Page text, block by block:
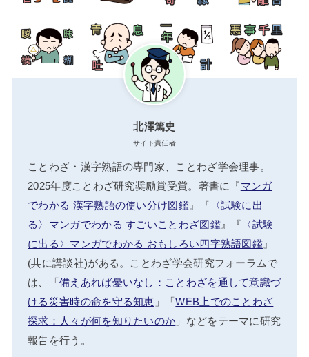
北澤篤史
サイト責任者
ことわざ・漢字熟語の専門家、ことわざ学会理事。
2025年度ことわざ研究奨励賞受賞。著書に『マンガ
でわかる 漢字熟語の使い分け図鑑』『 〈試験に出
る〉マンガでわかる すごいことわざ図鑑』『 〈試験
に出る〉マンガでわかる おもしろい四字熟語図鑑』
(共に講談社)がある。ことわざ学会研究フォーラムで
は、「備えあれば憂いなし：ことわざを通して意識づ
ける災害時の命を守る知恵 」「WEB上でのことわざ
探求：人々が何を知りたいのか 」などをテーマに研究
報告を行う。